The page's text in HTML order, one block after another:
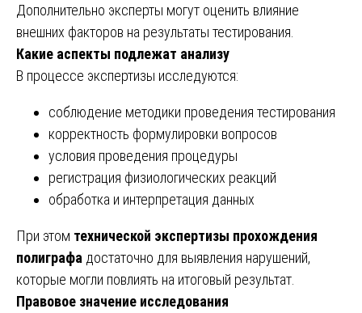
Дополнительно эксперты могут оценить влияние
внешних факторов на результаты тестирования.
Какие аспекты подлежат анализу
В процессе экспертизы исследуются:
соблюдение методики проведения тестирования
корректность формулировки вопросов
условия проведения процедуры
регистрация физиологических реакций
обработка и интерпретация данных
При этом технической экспертизы прохождения
полиграфа достаточно для выявления нарушений,
которые могли повлиять на итоговый результат.
Правовое значение исследования